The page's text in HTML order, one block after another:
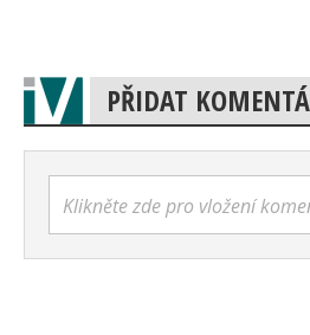
PŘIDAT
Klikněte zde pro vložení